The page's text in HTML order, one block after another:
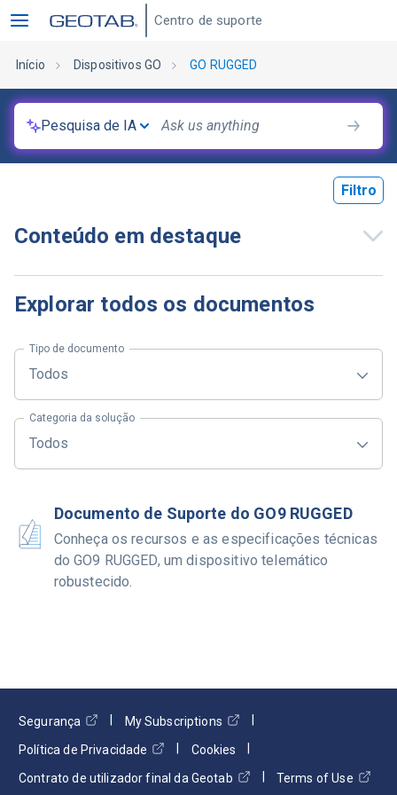
Centro de suporte
Início Dispositivos GO GO RUGGED
Pesquisa de IA
Filtro
Conteúdo em destaque
Explorar todos os documentos
Tipo de documento
Todos
Categoria da solução
Todos
Documento de Suporte do GO9 RUGGED
Conheça os recursos e as especificações técnicas
do GO9 RUGGED, um dispositivo telemático
robustecido.
Segurança
My Subscriptions
Política de Privacidade
Cookies
Contrato de utilizador final da Geotab
Terms of Use